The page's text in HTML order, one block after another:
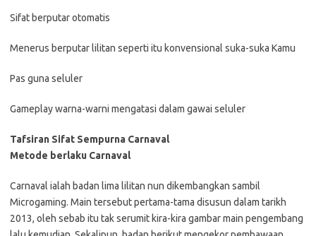
Sifat berputar otomatis
Menerus berputar lilitan seperti itu konvensional suka-suka Kamu
Pas guna seluler
Gameplay warna-warni mengatasi dalam gawai seluler
Tafsiran Sifat Sempurna Carnaval
Metode berlaku Carnaval
Carnaval ialah badan lima lilitan nun dikembangkan sambil
Microgaming. Main tersebut pertama-tama disusun dalam tarikh
2013, oleh sebab itu tak serumit kira-kira gambar main pengembang